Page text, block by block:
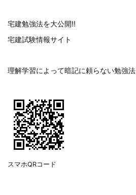
宅建勉強法を大公開!!
宅建試験情報サイト
理解学習によって暗記に頼らない勉強法
スマホQRコード